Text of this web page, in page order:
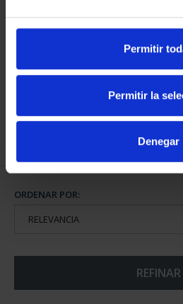
Permitir
Permitir la
Denegar
CAPITALES ESPAÑOLAS
73,00 €
ORDENAR POR:
REFINAR